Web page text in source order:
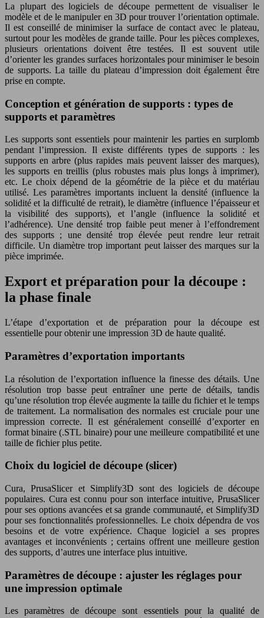
La plupart des logiciels de découpe permettent de visualiser le
modèle et de le manipuler en 3D pour trouver l’orientation optimale.
Il est conseillé de minimiser la surface de contact avec le plateau,
surtout pour les modèles de grande taille. Pour les pièces complexes,
plusieurs orientations doivent être testées. Il est souvent utile
d’orienter les grandes surfaces horizontales pour minimiser le besoin
de supports. La taille du plateau d’impression doit également être
prise en compte.
Conception et génération de supports : types de
supports et paramètres
Les supports sont essentiels pour maintenir les parties en surplomb
pendant l’impression. Il existe différents types de supports : les
supports en arbre (plus rapides mais peuvent laisser des marques),
les supports en treillis (plus robustes mais plus longs à imprimer),
etc. Le choix dépend de la géométrie de la pièce et du matériau
utilisé. Les paramètres importants incluent la densité (influence la
solidité et la difficulté de retrait), le diamètre (influence l’épaisseur et
la visibilité des supports), et l’angle (influence la solidité et
l’adhérence). Une densité trop faible peut mener à l’effondrement
des supports ; une densité trop élevée peut rendre leur retrait
difficile. Un diamètre trop important peut laisser des marques sur la
pièce imprimée.
Export et préparation pour la découpe :
la phase finale
L’étape d’exportation et de préparation pour la découpe est
essentielle pour obtenir une impression 3D de haute qualité.
Paramètres d’exportation importants
La résolution de l’exportation influence la finesse des détails. Une
résolution trop basse peut entraîner une perte de détails, tandis
qu’une résolution trop élevée augmente la taille du fichier et le temps
de traitement. La normalisation des normales est cruciale pour une
impression correcte. Il est généralement conseillé d’exporter en
format binaire (.STL binaire) pour une meilleure compatibilité et une
taille de fichier plus petite.
Choix du logiciel de découpe (slicer)
Cura, PrusaSlicer et Simplify3D sont des logiciels de découpe
populaires. Cura est connu pour son interface intuitive, PrusaSlicer
pour ses options avancées et sa grande communauté, et Simplify3D
pour ses fonctionnalités professionnelles. Le choix dépendra de vos
besoins et de votre expérience. Chaque logiciel a ses propres
avantages et inconvénients ; certains offrent une meilleure gestion
des supports, d’autres une interface plus intuitive.
Paramètres de découpe : ajuster les réglages pour
une impression optimale
Les paramètres de découpe sont essentiels pour la qualité de